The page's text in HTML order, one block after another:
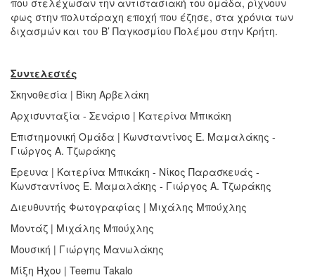
φως στην πολυτάραχη εποχή που έζησε, στα χρόνια των
διχασμών και του Β’ Παγκοσμίου Πολέμου στην Κρήτη.
Συντελεστές
Σκηνοθεσία | Βίκη Αρβελάκη
Αρχισυνταξία - Σενάριο | Κατερίνα Μπικάκη
Eπιστημονική Ομάδα | Κωνσταντίνος Ε. Μαμαλάκης -
Γιώργος Α. Τζωράκης
Έρευνα | Κατερίνα Μπικάκη - Νίκος Παρασκευάς -
Κωνσταντίνος Ε. Μαμαλάκης - Γιώργος Α. Τζωράκης
Διευθυντής Φωτογραφίας | Μιχάλης Μπούχλης
Μοντάζ | Μιχάλης Μπούχλης
Μουσική | Γιώργης Μανωλάκης
Μίξη Ήχου | Teemu Takalo